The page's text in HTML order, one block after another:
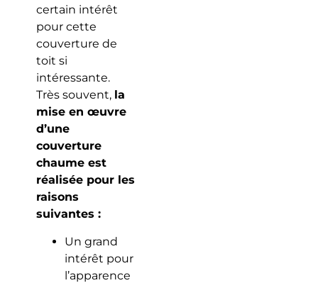
certain intérêt
pour cette
couverture de
toit si
intéressante.
Très souvent, la
mise en œuvre
d’une
couverture
chaume est
réalisée pour les
raisons
suivantes :
Un grand
intérêt pour
l’apparence